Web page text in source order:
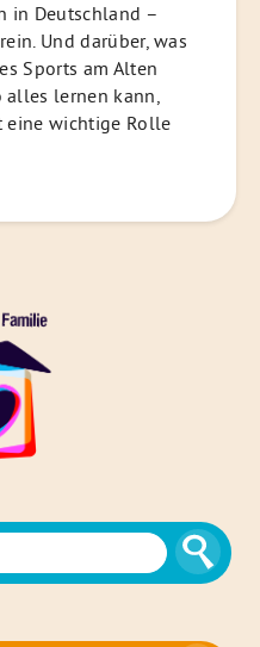
in Deutschland –
Und darüber, was
Sports am Alten
alles lernen kann,
eine wichtige Rolle